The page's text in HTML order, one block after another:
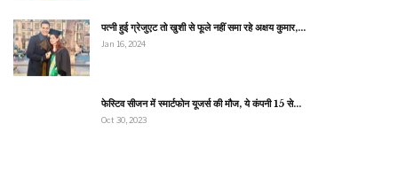
पत्नी हुई ग्रेजुएट तो खुशी से फूले नहीं समा रहे अक्षय कुमार,…
Jan 16, 2024
फेस्टिव सीजन में स्मार्टफोन यूजर्स की मौज, ये कंपनी 15 से…
Oct 30, 2023